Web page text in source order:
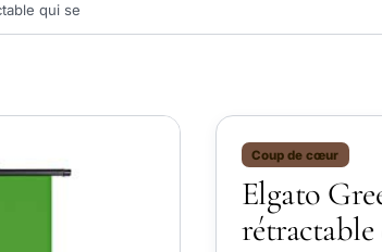
qui se
Coup de cœur
Elgato
rétractable